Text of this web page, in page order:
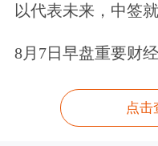
费差、死差对利
险业务的经营状
在业绩发布会
平安的高质量
以代表未来，中签
8月7日早盘重要财
点击